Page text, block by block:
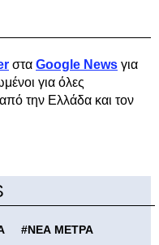
στα Google News για
για όλες
από την Ελλάδα και τον
#ΝΕΑ ΜΕΤΡΑ